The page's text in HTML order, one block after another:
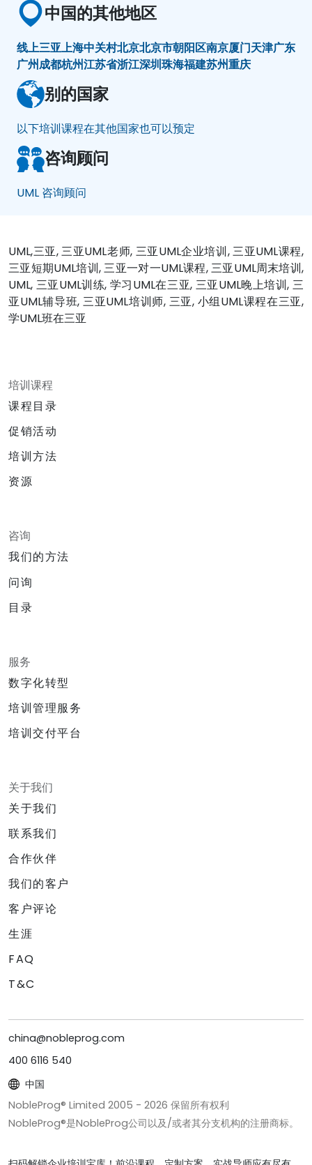
中国的其他地区
线上三亚上海中关村北京北京市朝阳区南京厦门天津广东
广州成都杭州江苏省浙江深圳珠海福建苏州重庆
别的国家
以下培训课程在其他国家也可以预定
咨询顾问
UML 咨询顾问
UML,三亚, 三亚UML老师, 三亚UML企业培训, 三亚UML课程,
三亚短期UML培训, 三亚一对一UML课程, 三亚UML周末培训,
UML, 三亚UML训练, 学习UML在三亚, 三亚UML晚上培训, 三
亚UML辅导班, 三亚UML培训师, 三亚, 小组UML课程在三亚,
学UML班在三亚
培训课程
课程目录
促销活动
培训方法
资源
咨询
我们的方法
问询
目录
服务
数字化转型
培训管理服务
培训交付平台
关于我们
关于我们
联系我们
合作伙伴
我们的客户
客户评论
生涯
FAQ
T&C
china@nobleprog.com
400 6116 540
中国
NobleProg® Limited 2005 - 2026 保留所有权利
NobleProg®是NobleProg公司以及/或者其分支机构的注册商标。